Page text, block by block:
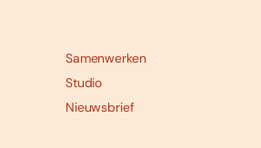
Samenwerken
Studio
Nieuwsbrief